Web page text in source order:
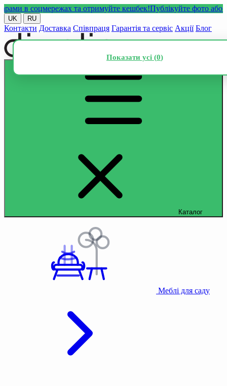
в соцмережах та отримуйте кешбек!Публікуйте фото або
UK RU
Контакти Доставка Співпраця Гарантія та сервіс Акції Блог
Каталог
Меблі для саду
Показати усі (0)